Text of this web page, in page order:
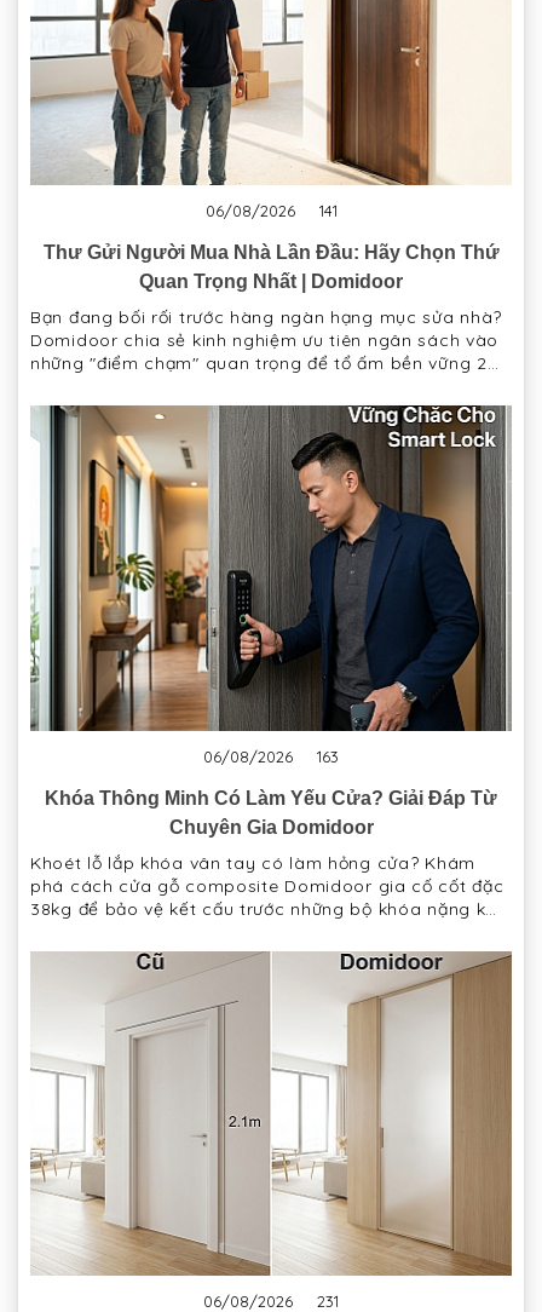
06/08/2026 141
Thư Gửi Người Mua Nhà Lần Đầu: Hãy Chọn Thứ
Quan Trọng Nhất | Domidoor
Bạn đang bối rối trước hàng ngàn hạng mục sửa nhà?
Domidoor chia sẻ kinh nghiệm ưu tiên ngân sách vào
những "điểm chạm" quan trọng để tổ ấm bền vững 20
06/08/2026 163
Khóa Thông Minh Có Làm Yếu Cửa? Giải Đáp Từ
Chuyên Gia Domidoor
Khoét lỗ lắp khóa vân tay có làm hỏng cửa? Khám
phá cách cửa gỗ composite Domidoor gia cố cốt đặc
38kg để bảo vệ kết cấu trước những bộ khóa nặng ký
06/08/2026 231